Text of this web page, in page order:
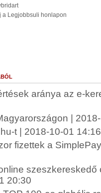
a Legjobbsuli honlapon
aránya az e-
|
t | 2018-10-01 14:16
fizettek a
szeszkereskedő
20:30